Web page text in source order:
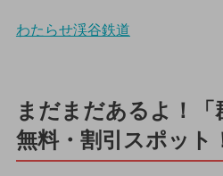
わたらせ渓谷鉄道
まだまだあるよ！「
無料・割引スポット